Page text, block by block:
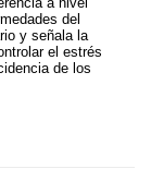
del
y señala la
el estrés
de los